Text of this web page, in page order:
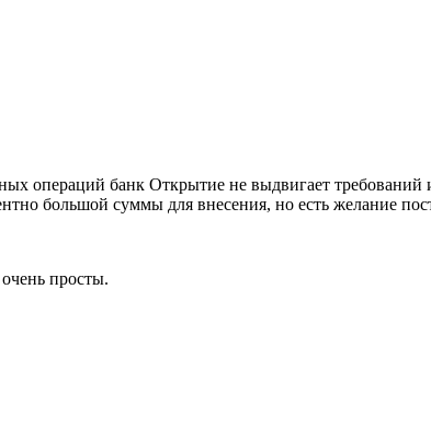
операций банк Открытие не выдвигает
большой суммы для внесения, но есть желание
просты.